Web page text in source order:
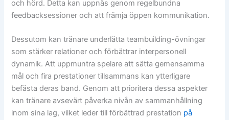
och hörd. Detta kan uppnås genom regelbundna
feedbacksessioner och att främja öppen kommunikation.
Dessutom kan tränare underlätta teambuilding-övningar
som stärker relationer och förbättrar interpersonell
dynamik. Att uppmuntra spelare att sätta gemensamma
mål och fira prestationer tillsammans kan ytterligare
befästa deras band. Genom att prioritera dessa aspekter
kan tränare avsevärt påverka nivån av sammanhållning
inom sina lag, vilket leder till förbättrad prestation på